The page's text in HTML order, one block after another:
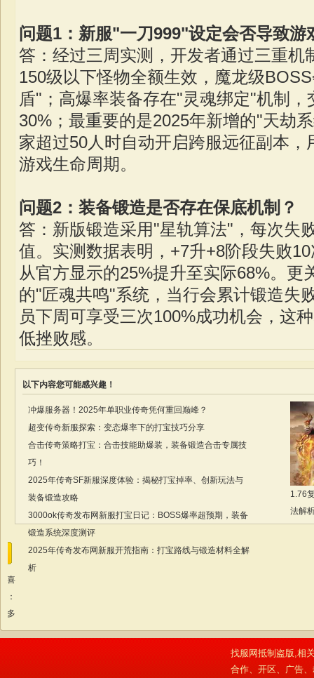
问题1：新服"一刀999"设定会否导致游
答：经过三周实测，开发者通过三重机
150级以下怪物全额生效，魔龙级
盾"；高爆率装备存在"灵魂绑定"机制，
30%；最重要的是2025年新增的"天劫
家超过50人时自动开启跨服远征副本，
游戏生命周期。
问题2：装备锻造是否存在保底机制？
答：新版锻造采用"星轨算法"，每次失
值。实测数据表明，+7升+8阶段失败
从官方显示的25%提升至实际68%。更
的"匠魂共鸣"系统，当行会累计锻造失
员下周可享受三次100%成功机会，这
低挫败感。
以下内容您可能感兴趣！
冲爆服务器！2025年单职业传奇凭何重回巅峰？
超变传奇新服探索：变态爆率下的打宝技巧分享
合击传奇策略打宝：合击技能助爆装，装备锻造合击专属技
巧！
2025年传奇SF新服深度体验：揭秘打宝掉率、创新玩法与
装备锻造攻略
3000ok传奇发布网新服打宝日记：BOSS爆率超预期，装备
锻造系统深度测评
2025年传奇发布网新服开荒指南：打宝路线与锻造材料全解
析
1.76
法解
喜
：
多
找服网抵制盗版,相
合作、开区、广告